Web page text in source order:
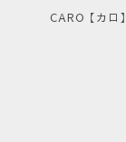
CARO【カロ】